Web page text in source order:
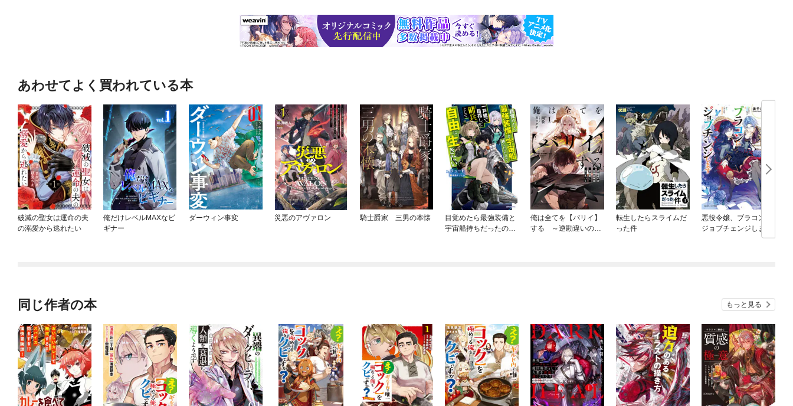
あわせてよく買われている本
破滅の聖女は運命の夫
の溺愛から逃れたい
俺だけレベルMAXなビ
ギナー
ダーウィン事変 災悪のアヴァロン 騎士爵家 三男の本懐
目覚めたら最強装備と
宇宙船持ちだったの
俺は全てを【パリイ】
する ～逆勘違いの世
転生したらスライムだ
った件
悪役令嬢、ブラコンに
ジョブチェンジします
同じ作者の本 もっと見る